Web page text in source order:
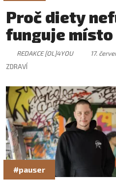
Proč diety
funguje místo
REDAKCE [OL]4YOU
17.
ZDRAVÍ
#pauser